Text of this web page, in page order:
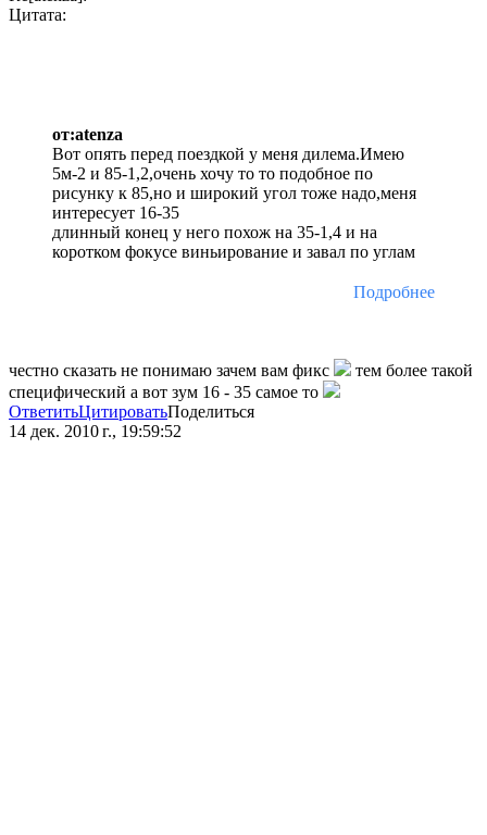
Цитата:
от:atenza
Вот опять перед поездкой у меня дилема.Имею
5м-2 и 85-1,2,очень хочу то то подобное по
рисунку к 85,но и широкий угол тоже надо,меня
интересует 16-35
длинный конец у него похож на 35-1,4 и на
коротком фокусе виньирование и завал по углам
Подробнее
честно сказать не понимаю зачем вам фикс
тем более такой
специфический а вот зум 16 - 35 самое то
ОтветитьЦитироватьПоделиться
14 дек. 2010 г., 19:59:52